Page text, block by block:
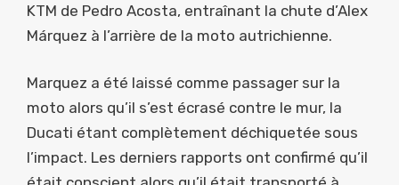
KTM de Pedro Acosta, entraînant la chute d’Alex
Márquez à l’arrière de la moto autrichienne.
Marquez a été laissé comme passager sur la
moto alors qu’il s’est écrasé contre le mur, la
Ducati étant complètement déchiquetée sous
l’impact. Les derniers rapports ont confirmé qu’il